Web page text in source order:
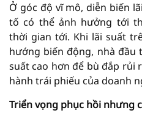
Ở góc độ vĩ mô, diễn biến
tố có thể ảnh hưởng tới
thời gian tới. Khi lãi suất
hướng biến động, nhà
suất cao hơn để bù đắp rủi
hành trái phiếu của doanh
Triển vọng phục hồi nhưng